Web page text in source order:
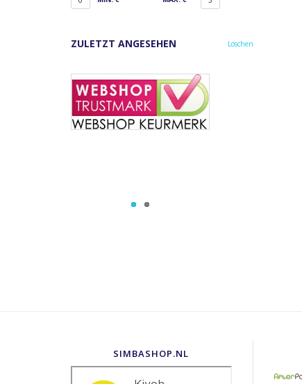
ZULETZT ANGESEHEN Löschen
SIMBASHOP.NL